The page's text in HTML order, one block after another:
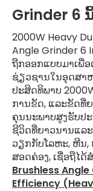
Grinder 6
2000W Heavy
Angle Grinder 6
ຖືກອອກແບບມາເພື່
ຊ່ຽວຊານໃນອຸດສາ
ປະສິດທິພາບ
ການຂັດ, ແລະຂັດທີ່
ຄຸນນະພາບສູງຮັບປ
ຊີວິດທີ່ຍາວນານແລ
ວຽກກັບໂລຫະ, ຫີນ,
ສອດຄ່ອງ, ເຊື່ອຖືໄ
Brushless
Efficiency